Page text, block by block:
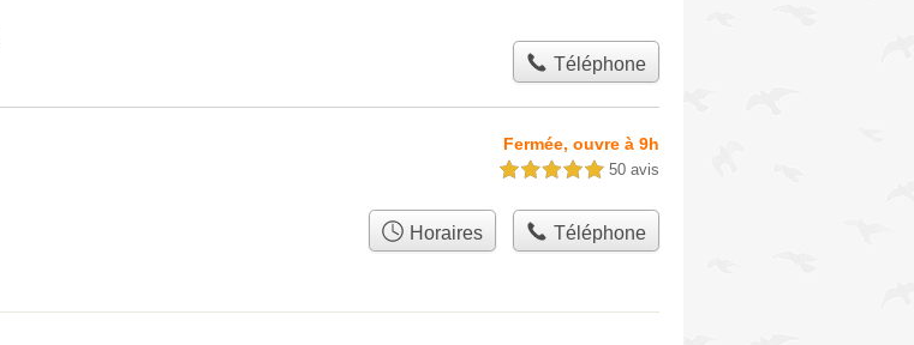
Téléphone
Fermée, ouvre à 9h
5,0 étoiles sur 5 50 avis
Horaires Téléphone